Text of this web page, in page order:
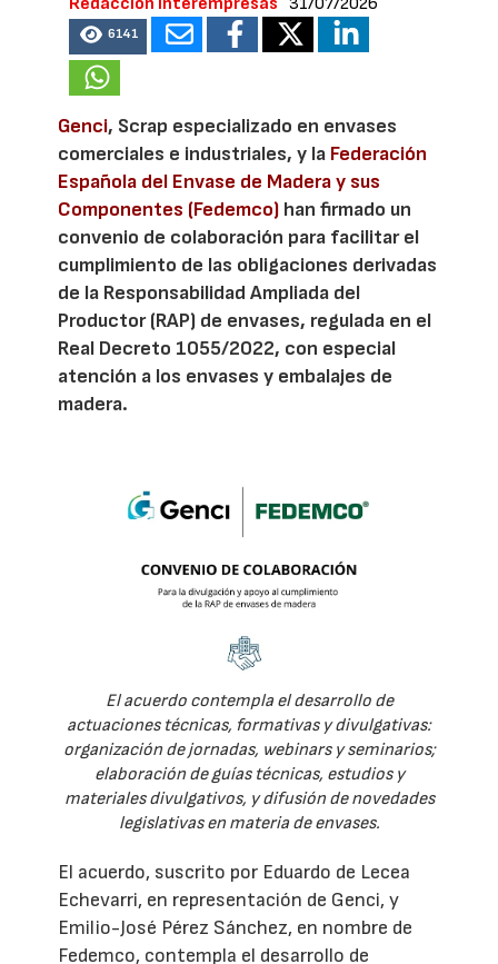
6141
Genci, Scrap especializado en envases
comerciales e industriales, y la Federación
Española del Envase de Madera y sus
Componentes (Fedemco) han firmado un
convenio de colaboración para facilitar el
cumplimiento de las obligaciones derivadas
de la Responsabilidad Ampliada del
Productor (RAP) de envases, regulada en el
Real Decreto 1055/2022, con especial
atención a los envases y embalajes de
madera.
El acuerdo contempla el desarrollo de
actuaciones técnicas, formativas y divulgativas:
organización de jornadas, webinars y seminarios;
elaboración de guías técnicas, estudios y
materiales divulgativos, y difusión de novedades
legislativas en materia de envases.
El acuerdo, suscrito por Eduardo de Lecea
Echevarri, en representación de Genci, y
Emilio-José Pérez Sánchez, en nombre de
Fedemco, contempla el desarrollo de